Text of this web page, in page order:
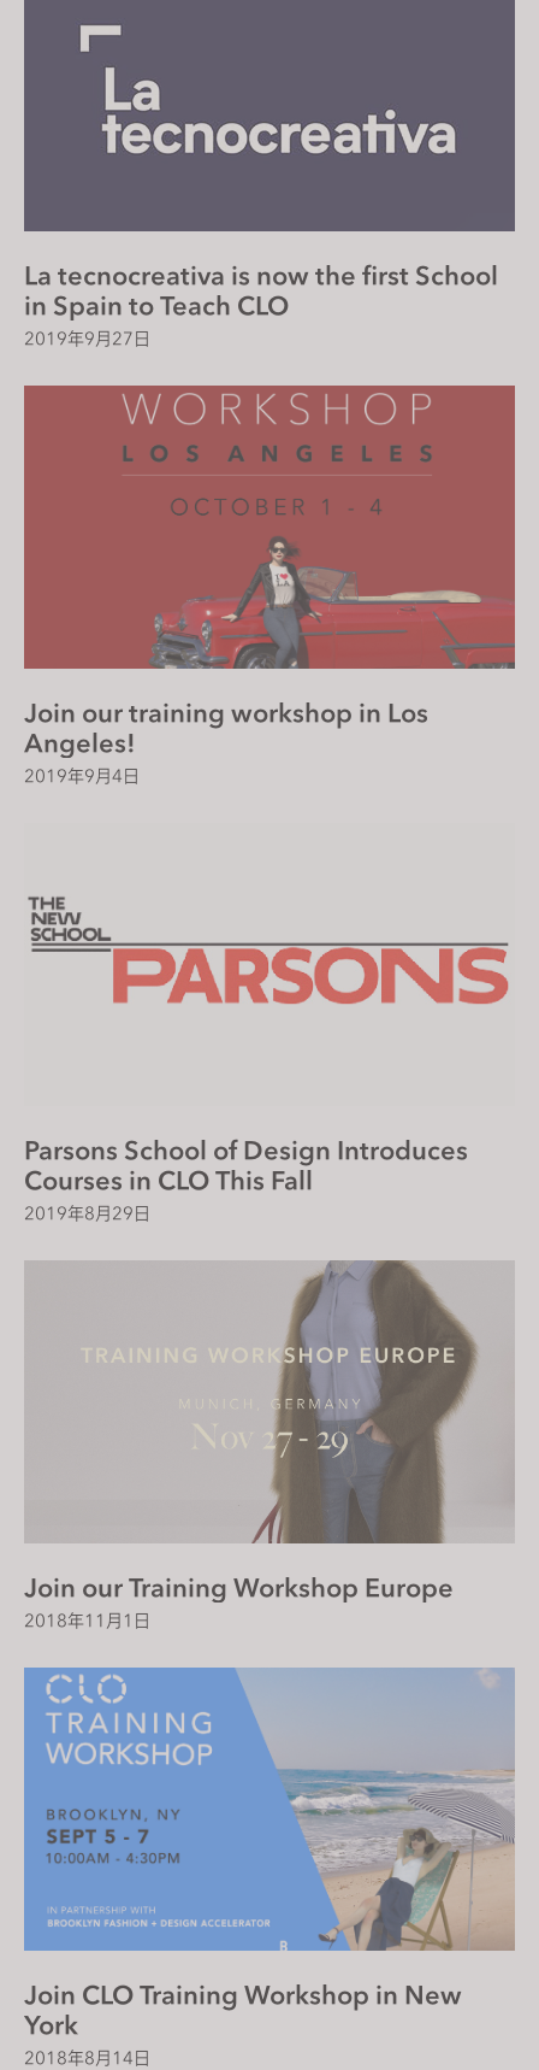
La tecnocreativa is now the first School
in Spain to Teach CLO
2019年9月27日
Join our training workshop in Los
Angeles!
2019年9月4日
Parsons School of Design Introduces
Courses in CLO This Fall
2019年8月29日
Join our Training Workshop Europe
2018年11月1日
Join CLO Training Workshop in New
York
2018年8月14日